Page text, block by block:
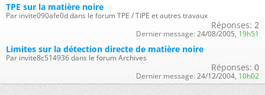
TPE sur la matière noire
Par invite090afe0d dans le forum TPE / TIPE et autres travaux
Réponses: 2
Dernier message: 24/08/2005, 19h51
Limites sur la détection directe de matière noire
Par invite8c514936 dans le forum Archives
Réponses: 0
Dernier message: 24/12/2004, 10h02